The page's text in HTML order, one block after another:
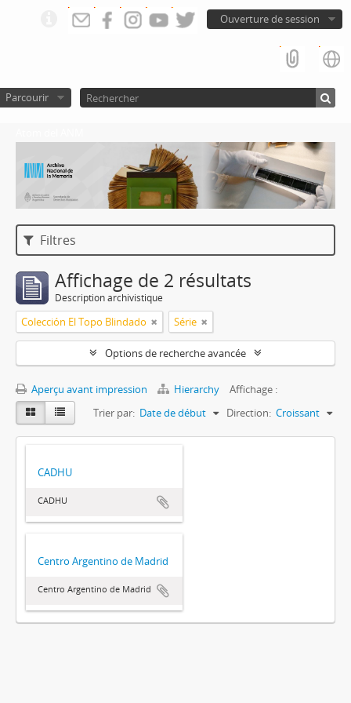
Ouverture de session
Parcourir
Filtres
Affichage de 2 résultats
Description archivistique
Colección El Topo Blindado Série
Options de recherche avancée
Aperçu avant impression Hierarchy
Affichage :
Trier par: Date de début Direction: Croissant
CADHU
CADHU
Centro Argentino de Madrid
Centro Argentino de Madrid